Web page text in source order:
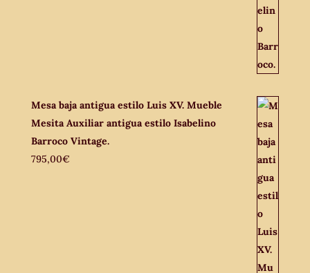
Mesa baja antigua estilo Luis XV. Mueble
Mesita Auxiliar antigua estilo Isabelino
Barroco Vintage.
795,00€